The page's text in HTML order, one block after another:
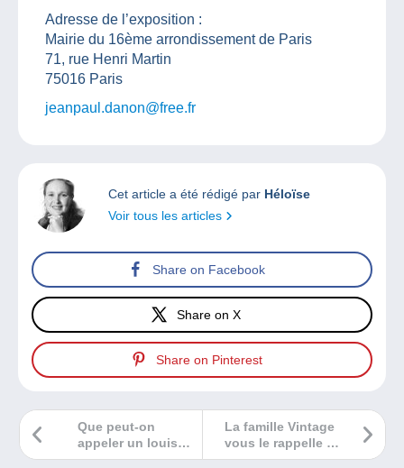
Adresse de l’exposition :
Mairie du 16ème arrondissement de Paris
71, rue Henri Martin
75016 Paris
jeanpaul.danon@free.fr
Cet article a été rédigé par Héloïse
Voir tous les articles
Share on Facebook
Share on X
Share on Pinterest
La famille Vintage
vous le rappelle :
un objet peut
Que peut-on
appeler un louis
d’or ?